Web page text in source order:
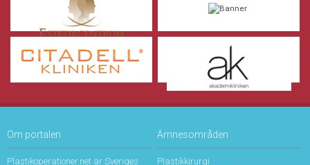
Om portalen
Plastikoperationer.net är Sveriges
Ämnesområden
Plastikkirurgi